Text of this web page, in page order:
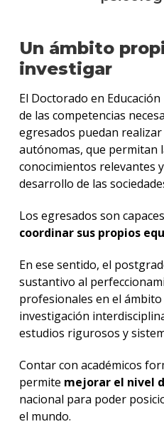
Un ámbito
investigar
El Doctorado en
de las competencias
egresados puedan
autónomas, que permitan
conocimientos relevantes
desarrollo de las
Los egresados son
coordinar sus propios
En ese sentido, el
sustantivo al
profesionales en el
investigación
estudios rigurosos y
Contar con académicos
permite mejorar el nivel
nacional para poder
el mundo.